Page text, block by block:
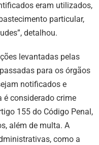
eram utilizados,
particular,
detalhou.
levantadas pelas
para os órgãos
notificados e
é considerado crime
155 do Código Penal,
além de multa. A
como a